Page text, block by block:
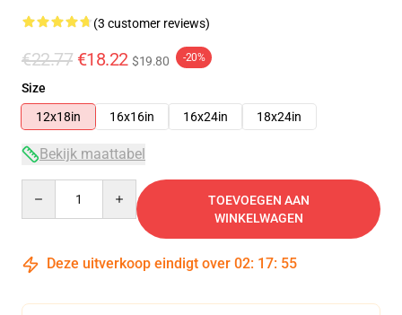
(3 customer reviews)
€22.77 €18.22 $19.80 -20%
Size
12x18in
16x16in 16x24in 18x24in
Bekijk maattabel
TOEVOEGEN AAN
WINKELWAGEN
Deze uitverkoop eindigt over 02: 17: 54